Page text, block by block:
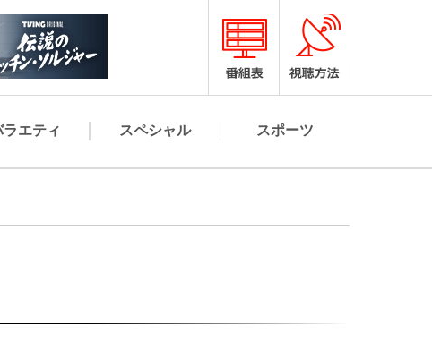
ラエティ スペシャル スポーツ